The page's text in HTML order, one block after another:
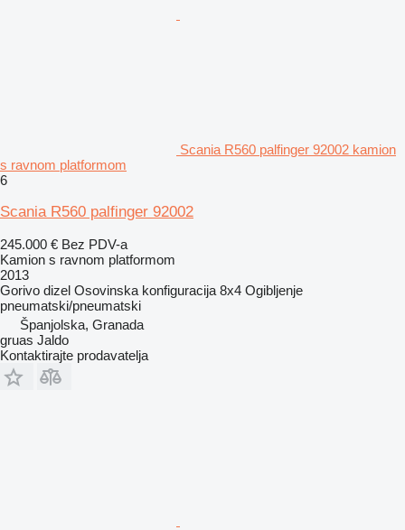
Scania R560 palfinger 92002 kamion
s ravnom platformom
6
Scania R560 palfinger 92002
245.000 € Bez PDV-a
Kamion s ravnom platformom
2013
Gorivo dizel Osovinska konfiguracija 8x4 Ogibljenje
pneumatski/pneumatski
Španjolska, Granada
gruas Jaldo
Kontaktirajte prodavatelja